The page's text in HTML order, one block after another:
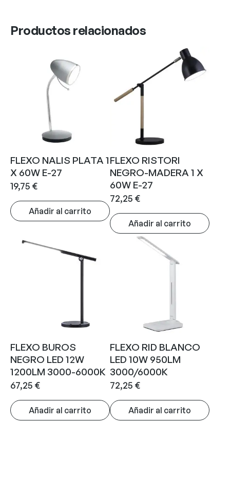
Productos relacionados
FLEXO NALIS PLATA 1
X 60W E-27
19,75 €
Añadir al carrito
FLEXO RISTORI
NEGRO-MADERA 1 X
60W E-27
72,25 €
Añadir al carrito
FLEXO BUROS
NEGRO LED 12W
1200LM 3000-6000K
67,25 €
Añadir al carrito
FLEXO RID BLANCO
LED 10W 950LM
3000/6000K
72,25 €
Añadir al carrito